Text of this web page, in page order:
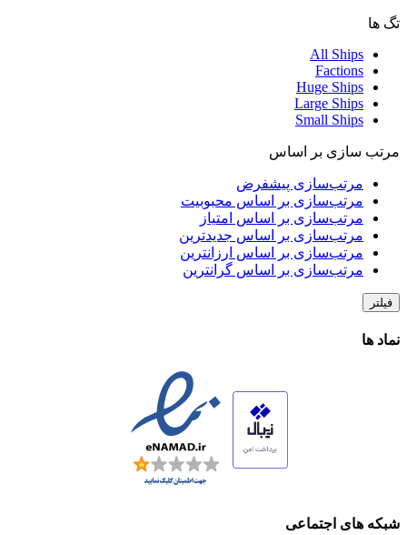
تگ ها
All Ships
Factions
Huge Ships
Large Ships
Small Ships
مرتب سازی بر اساس
مرتب‌سازی پیشفرض
مرتب‌سازی بر اساس محبوبیت
مرتب‌سازی بر اساس امتیاز
مرتب‌سازی بر اساس جدیدترین
مرتب‌سازی بر اساس ارزانترین
مرتب‌سازی بر اساس گرانترین
فیلتر
نماد ها
شبکه های اجتماعی